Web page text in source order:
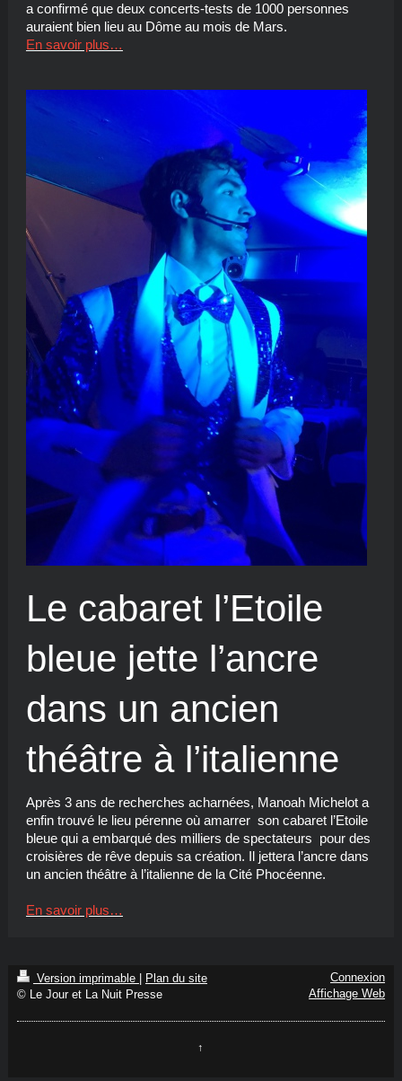
a confirmé que deux concerts-tests de 1000 personnes
auraient bien lieu au Dôme au mois de Mars.
En savoir plus…
Le cabaret l’Etoile
bleue jette l’ancre
dans un ancien
théâtre à l’italienne
Après 3 ans de recherches acharnées, Manoah Michelot a
enfin trouvé le lieu pérenne où amarrer son cabaret l’Etoile
bleue qui a embarqué des milliers de spectateurs pour des
croisières de rêve depuis sa création. Il jettera l’ancre dans
un ancien théâtre à l’italienne de la Cité Phocéenne.
En savoir plus…
Version imprimable
Plan du site
© Le Jour et La Nuit Presse
Connexion
Affichage Web
↑